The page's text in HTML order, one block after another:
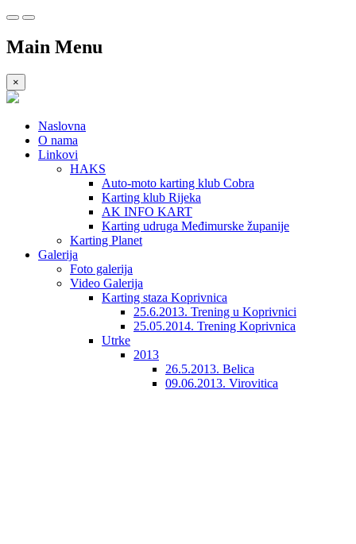
Main Menu
×
Naslovna
O nama
Linkovi
HAKS
Auto-moto karting klub Cobra
Karting klub Rijeka
AK INFO KART
Karting udruga Međimurske županije
Karting Planet
Galerija
Foto galerija
Video Galerija
Karting staza Koprivnica
25.6.2013. Trening u Koprivnici
25.05.2014. Trening Koprivnica
Utrke
2013
26.5.2013. Belica
09.06.2013. Virovitica